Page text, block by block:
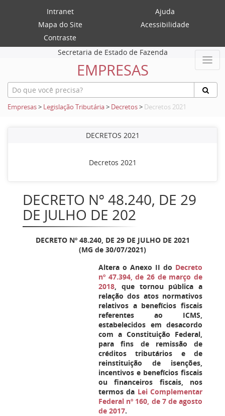
Intranet
Ajuda
Mapa do Site
Acessibilidade
Contraste
Secretaria de Estado de Fazenda
EMPRESAS
Empresas> Legislação Tributária> Decretos> Decretos 2021
DECRETOS 2021
Decretos 2021
DECRETO Nº 48.240, DE 29
DE JULHO DE 202
DECRETO Nº 48.240, DE 29 DE JULHO DE 2021
(MG de 30/07/2021)
Altera o Anexo II do Decreto
nº 47.394, de 26 de março de
2018, que tornou pública a
relação dos atos normativos
relativos a benefícios fiscais
referentes ao ICMS,
estabelecidos em desacordo
com a Constituição Federal,
para fins de remissão de
créditos tributários e de
reinstituição de isenções,
incentivos e benefícios fiscais
ou financeiros fiscais, nos
termos da Lei Complementar
Federal nº 160, de 7 de agosto
de 2017.